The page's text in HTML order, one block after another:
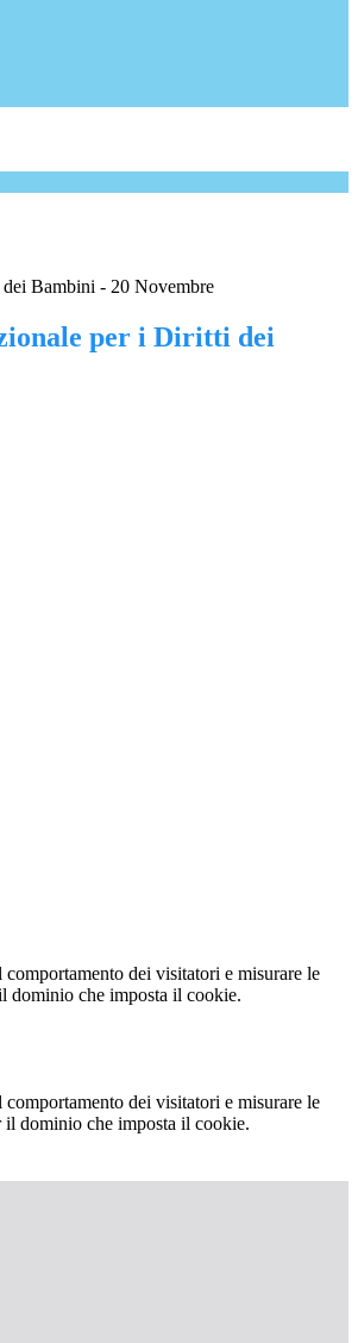
Bambini - 20 Novembre
per i Diritti dei
dei visitatori e misurare le
dominio che imposta il cookie.
dei visitatori e misurare le
il dominio che imposta il cookie.